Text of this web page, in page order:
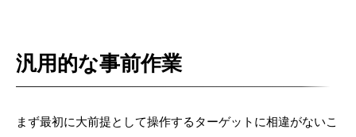
汎用的な事前作業
まず最初に大前提として操作するターゲットに相違がないこ